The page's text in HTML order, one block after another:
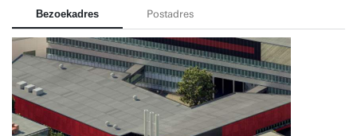
Bezoekadres Postadres